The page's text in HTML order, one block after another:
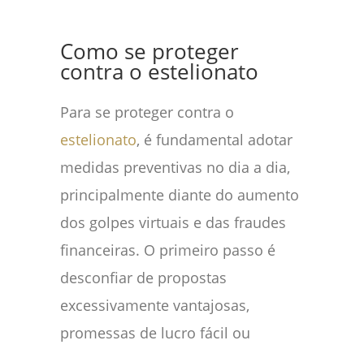
Como se proteger
contra o estelionato
Para se proteger contra o
estelionato, é fundamental adotar
medidas preventivas no dia a dia,
principalmente diante do aumento
dos golpes virtuais e das fraudes
financeiras. O primeiro passo é
desconfiar de propostas
excessivamente vantajosas,
promessas de lucro fácil ou